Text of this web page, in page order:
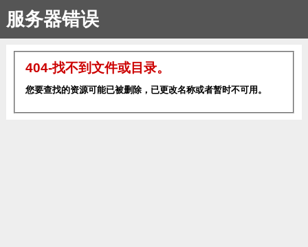
服务器错误
404-找不到文件或目录。
您要查找的资源可能已被删除，已更改名称或者暂时不可用。